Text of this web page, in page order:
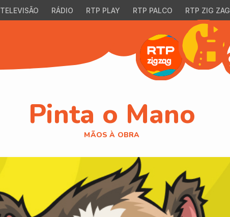
TELEVISÃO RÁDIO RTP PLAY RTP PALCO RTP ZIG ZAG
Pinta o Mano
MÃOS À OBRA